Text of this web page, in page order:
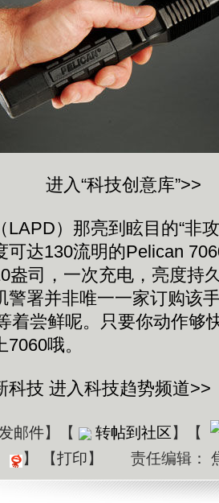
进入“科技创意库”>>
）那亮到眩目的“非攻
可达130流明的Pelican
盎司，一次充电，亮度持
警署并非唯一一家订购该
着尝鲜呢。只要你动作够
哦。
技 进入科技趋势频道>>
邮件】 【 转帖到社区 】【
】
【打印】 责任编辑：